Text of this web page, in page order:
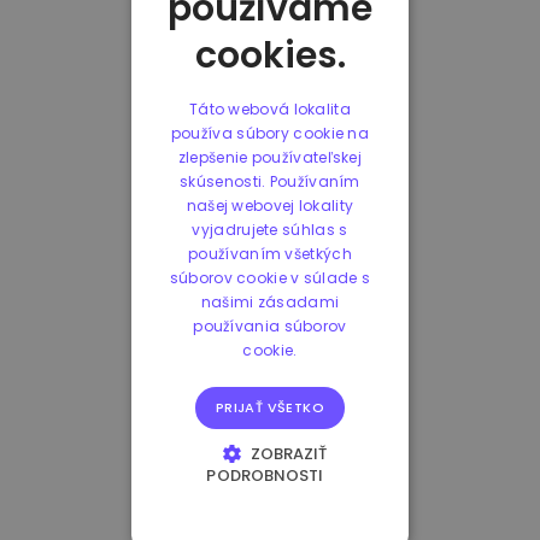
cookies.
Táto webová lokalita
používa súbory cookie na
zlepšenie používateľskej
skúsenosti. Používaním
našej webovej lokality
vyjadrujete súhlas s
používaním všetkých
súborov cookie v súlade s
našimi zásadami
používania súborov
cookie.
PRIJAŤ VŠETKO
ZOBRAZIŤ
PODROBNOSTI